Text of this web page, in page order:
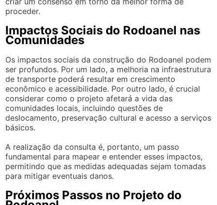
proceder.
Impactos Sociais do Rodoanel nas
Comunidades
Os impactos sociais da construção do Rodoanel podem
ser profundos. Por um lado, a melhoria na infraestrutura
de transporte poderá resultar em crescimento
econômico e acessibilidade. Por outro lado, é crucial
considerar como o projeto afetará a vida das
comunidades locais, incluindo questões de
deslocamento, preservação cultural e acesso a serviços
básicos.
A realização da consulta é, portanto, um passo
fundamental para mapear e entender esses impactos,
permitindo que as medidas adequadas sejam tomadas
para mitigar eventuais danos.
Próximos Passos no Projeto do